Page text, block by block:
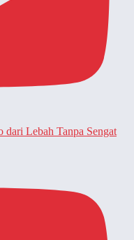
Lebah Tanpa Sengat